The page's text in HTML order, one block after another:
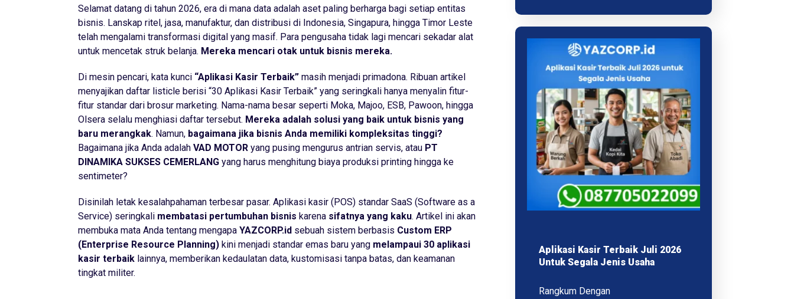
Selamat datang di tahun 2026, era di mana data adalah aset paling berharga bagi setiap entitas
bisnis. Lanskap ritel, jasa, manufaktur, dan distribusi di Indonesia, Singapura, hingga Timor Leste
telah mengalami transformasi digital yang masif. Para pengusaha tidak lagi mencari sekadar alat
untuk mencetak struk belanja. Mereka mencari otak untuk bisnis mereka.
Di mesin pencari, kata kunci “Aplikasi Kasir Terbaik” masih menjadi primadona. Ribuan artikel
menyajikan daftar listicle berisi “30 Aplikasi Kasir Terbaik” yang seringkali hanya menyalin fitur-
fitur standar dari brosur marketing. Nama-nama besar seperti Moka, Majoo, ESB, Pawoon, hingga
Olsera selalu menghiasi daftar tersebut. Mereka adalah solusi yang baik untuk bisnis yang
baru merangkak. Namun, bagaimana jika bisnis Anda memiliki kompleksitas tinggi?
Bagaimana jika Anda adalah VAD MOTOR yang pusing mengurus antrian servis, atau PT
DINAMIKA SUKSES CEMERLANG yang harus menghitung biaya produksi printing hingga ke
sentimeter?
Disinilah letak kesalahpahaman terbesar pasar. Aplikasi kasir (POS) standar SaaS (Software as a
Service) seringkali membatasi pertumbuhan bisnis karena sifatnya yang kaku. Artikel ini akan
membuka mata Anda tentang mengapa YAZCORP.id sebuah sistem berbasis Custom ERP
(Enterprise Resource Planning) kini menjadi standar emas baru yang melampaui 30 aplikasi
kasir terbaik lainnya, memberikan kedaulatan data, kustomisasi tanpa batas, dan keamanan
tingkat militer.
Aplikasi Kasir Terbaik Juli 2026
Untuk Segala Jenis Usaha
Rangkum Dengan